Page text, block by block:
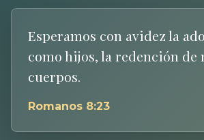
Esperamos con avidez la
como hijos, la redención de
cuerpos.
Romanos 8:23